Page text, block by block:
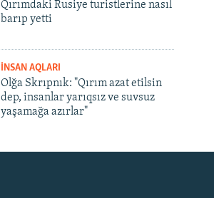
Qırımdaki Rusiye turistlerine nasıl
barıp yetti
İNSAN AQLARI
Olğa Skrıpnık: "Qırım azat etilsin
dep, insanlar yarıqsız ve suvsuz
yaşamağa azırlar"